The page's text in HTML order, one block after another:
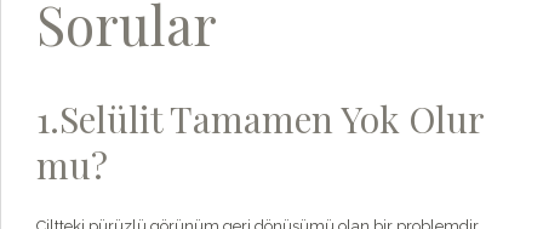
Sorular
1.Selülit Tamamen Yok Olur
mu?